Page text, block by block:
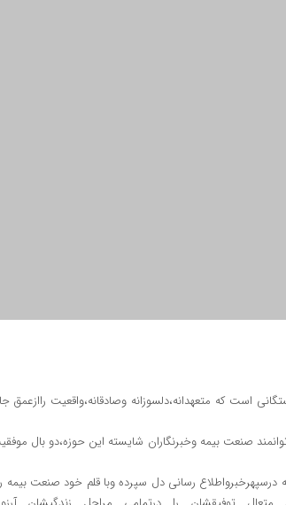
است که متعهدانه،دلسوزانه وصادقانه،واقعیت راازعمق
صنعت بیمه وخبرنگاران شایسته این حوزه،دو بال
که درسپهرخبرواطلاع رسانی دل سپرده وبا قلم خود صنعت